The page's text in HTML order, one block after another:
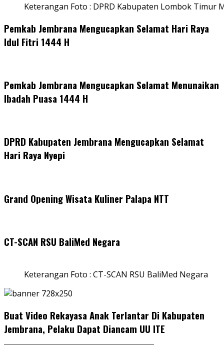
Keterangan Foto : DPRD Kabupaten Lombok Timur
Pemkab Jembrana Mengucapkan Selamat Hari Raya
Idul Fitri 1444 H
Pemkab Jembrana Mengucapkan Selamat Menunaikan
Ibadah Puasa 1444 H
DPRD Kabupaten Jembrana Mengucapkan Selamat
Hari Raya Nyepi
Grand Opening Wisata Kuliner Palapa NTT
CT-SCAN RSU BaliMed Negara
Keterangan Foto : CT-SCAN RSU BaliMed Negara
Buat Video Rekayasa Anak Terlantar Di Kabupaten
Jembrana, Pelaku Dapat Diancam UU ITE